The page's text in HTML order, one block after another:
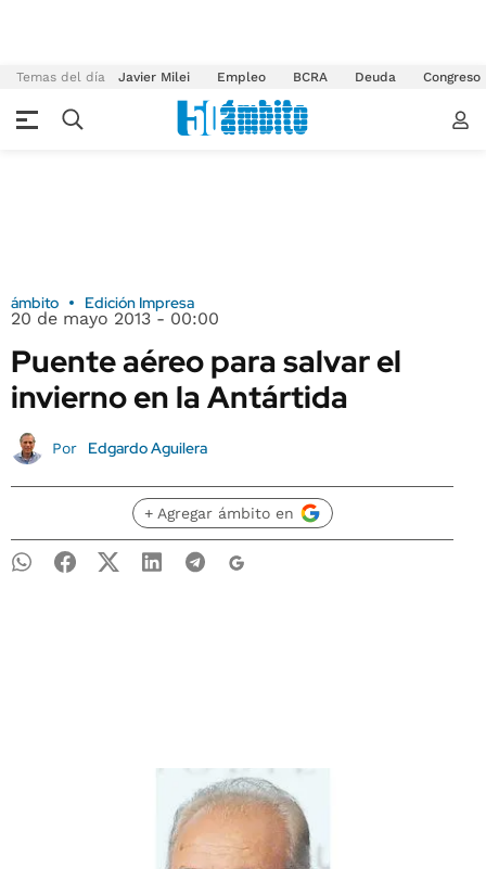
Temas del día Javier Milei Empleo BCRA Deuda Congreso
ámbito Edición Impresa
20 de mayo 2013 - 00:00
Puente aéreo para salvar el
invierno en la Antártida
Por Edgardo Aguilera
+ Agregar ámbito en